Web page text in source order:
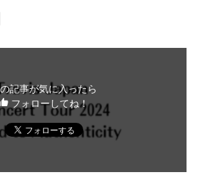
記事が気に入ったら
フォローしてね！